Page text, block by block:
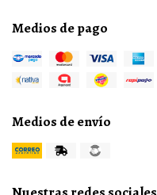
Medios de pago
Medios de envío